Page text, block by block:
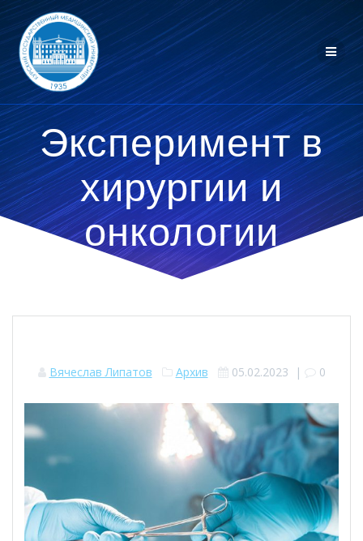
Перейти
к
контенту
Эксперимент в
хирургии и
онкологии
Вячеслав Липатов Архив 05.02.2023 | 0